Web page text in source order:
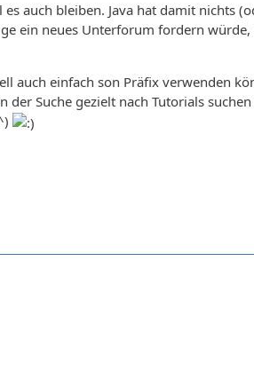
auch bleiben. Java hat damit nichts
ein neues Unterforum fordern
auch einfach son Präfix verwenden
Suche gezielt nach Tutorials